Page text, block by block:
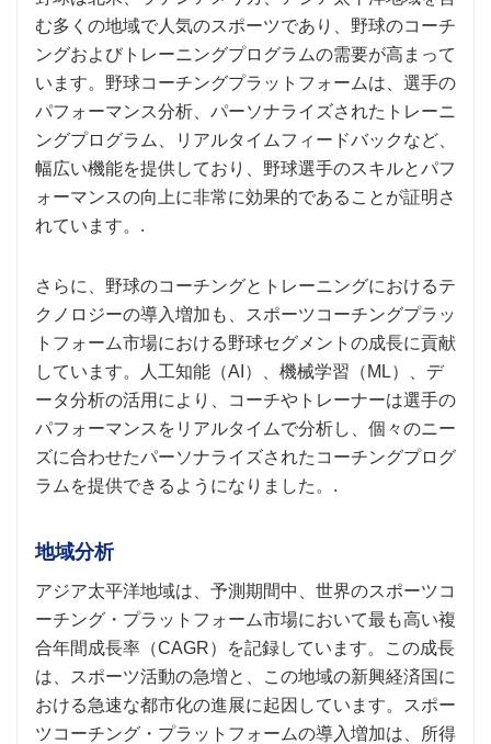
む多くの地域で人気のスポーツであり、野球のコーチ
ングおよびトレーニングプログラムの需要が高まって
います。野球コーチングプラットフォームは、選手の
パフォーマンス分析、パーソナライズされたトレーニ
ングプログラム、リアルタイムフィードバックなど、
幅広い機能を提供しており、野球選手のスキルとパフ
ォーマンスの向上に非常に効果的であることが証明さ
れています。.
さらに、野球のコーチングとトレーニングにおけるテ
クノロジーの導入増加も、スポーツコーチングプラッ
トフォーム市場における野球セグメントの成長に貢献
しています。人工知能（AI）、機械学習（ML）、デ
ータ分析の活用により、コーチやトレーナーは選手の
パフォーマンスをリアルタイムで分析し、個々のニー
ズに合わせたパーソナライズされたコーチングプログ
ラムを提供できるようになりました。.
地域分析
アジア太平洋地域は、予測期間中、世界のスポーツコ
ーチング・プラットフォーム市場において最も高い複
合年間成長率（CAGR）を記録しています。この成長
は、スポーツ活動の急増と、この地域の新興経済国に
おける急速な都市化の進展に起因しています。スポー
ツコーチング・プラットフォームの導入増加は、所得